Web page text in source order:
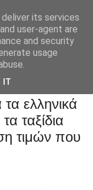
τα ελληνικά
ταξίδια
τιμών που
its services
user-agent are
and security
usage
IT